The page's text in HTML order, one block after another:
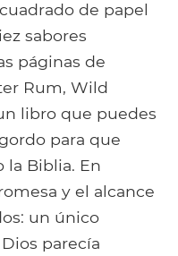
de papel
sabores
páginas de
Rum, Wild
libro que puedes
para que
la Biblia. En
y el alcance
un único
parecía